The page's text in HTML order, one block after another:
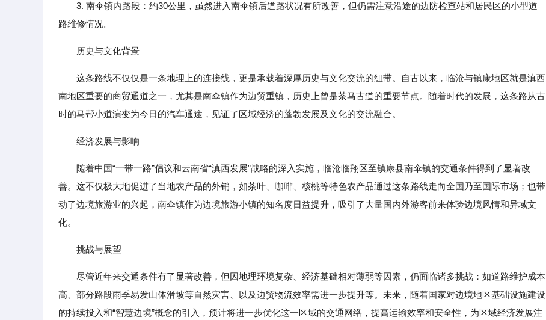
3. 南伞镇内路段：约30公里，虽然进入南伞镇后道路状况有所改善，但仍需注意沿途的边防检查站和居民区的小型道
路维修情况。
历史与文化背景
这条路线不仅仅是一条地理上的连接线，更是承载着深厚历史与文化交流的纽带。自古以来，临沧与镇康地区就是滇西
南地区重要的商贸通道之一，尤其是南伞镇作为边贸重镇，历史上曾是茶马古道的重要节点。随着时代的发展，这条路从古
时的马帮小道演变为今日的汽车通途，见证了区域经济的蓬勃发展及文化的交流融合。
经济发展与影响
随着中国“一带一路”倡议和云南省“滇西发展”战略的深入实施，临沧临翔区至镇康县南伞镇的交通条件得到了显著改
善。这不仅极大地促进了当地农产品的外销，如茶叶、咖啡、核桃等特色农产品通过这条路线走向全国乃至国际市场；也带
动了边境旅游业的兴起，南伞镇作为边境旅游小镇的知名度日益提升，吸引了大量国内外游客前来体验边境风情和异域文
化。
挑战与展望
尽管近年来交通条件有了显著改善，但因地理环境复杂、经济基础相对薄弱等因素，仍面临诸多挑战：如道路维护成本
高、部分路段雨季易发山体滑坡等自然灾害、以及边贸物流效率需进一步提升等。未来，随着国家对边境地区基础设施建设
的持续投入和“智慧边境”概念的引入，预计将进一步优化这一区域的交通网络，提高运输效率和安全性，为区域经济发展注